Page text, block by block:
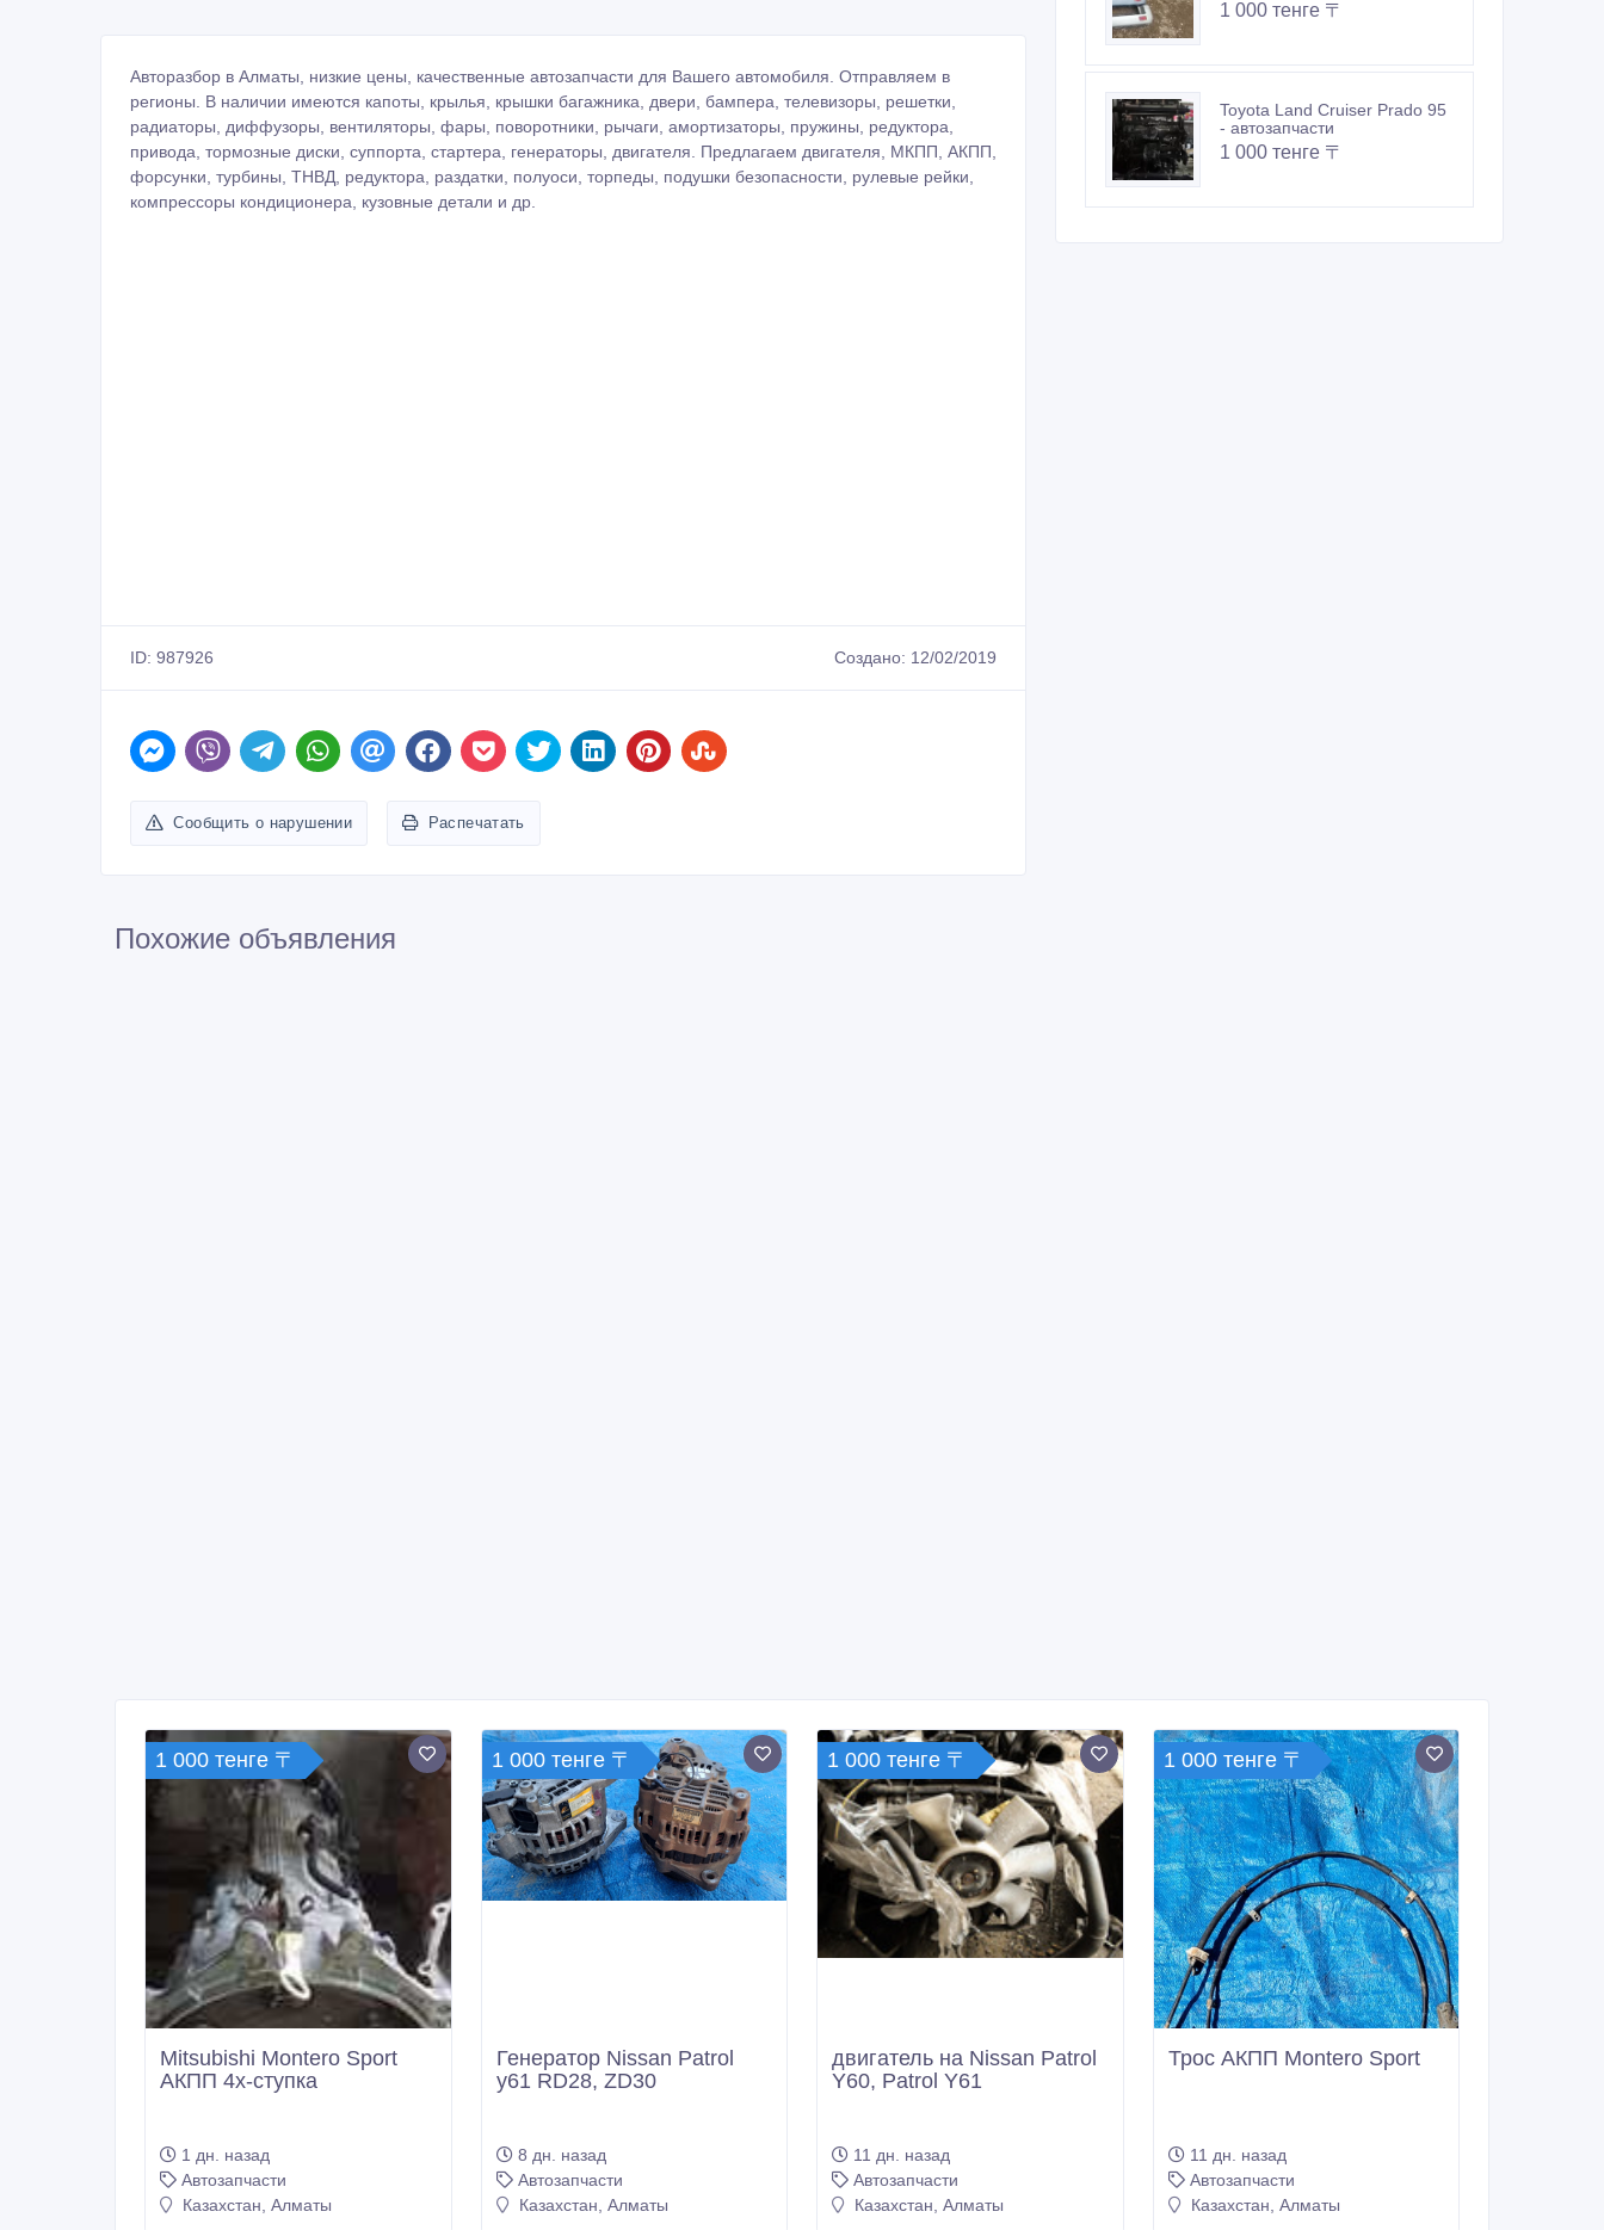
Авторазбор в Алматы, низкие цены, качественные автозапчасти для Вашего автомобиля. Отправляем в
регионы. В наличии имеются капоты, крылья, крышки багажника, двери, бампера, телевизоры, решетки,
радиаторы, диффузоры, вентиляторы, фары, поворотники, рычаги, амортизаторы, пружины, редуктора,
привода, тормозные диски, суппорта, стартера, генераторы, двигателя. Предлагаем двигателя, МКПП, АКПП,
форсунки, турбины, ТНВД, редуктора, раздатки, полуоси, торпеды, подушки безопасности, рулевые рейки,
компрессоры кондиционера, кузовные детали и др.
ID: 987926 Создано: 12/02/2019
Сообщить о нарушении Распечатать
1 000 тенге 〒
Toyota Land Cruiser Prado 95
- автозапчасти
1 000 тенге 〒
Похожие объявления
1 000 тенге 〒
Mitsubishi Montero Sport
АКПП 4х-ступка
1 дн. назад
Автозапчасти
Казахстан, Алматы
1 000 тенге 〒
Генератор Nissan Patrol
y61 RD28, ZD30
8 дн. назад
Автозапчасти
Казахстан, Алматы
1 000 тенге 〒
двигатель на Nissan Patrol
Y60, Patrol Y61
11 дн. назад
Автозапчасти
Казахстан, Алматы
1 000 тенге 〒
Трос АКПП Montero Sport
11 дн. назад
Автозапчасти
Казахстан, Алматы